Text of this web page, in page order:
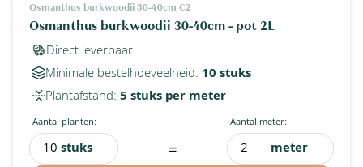
Osmanthus burkwoodii 30-40cm C2
Osmanthus burkwoodii 30-40cm - pot 2L
Direct leverbaar
Minimale bestelhoeveelheid: 10 stuks
Plantafstand:5 stuks per meter
Aantal planten:
stuks =
Aantal meter:
meter